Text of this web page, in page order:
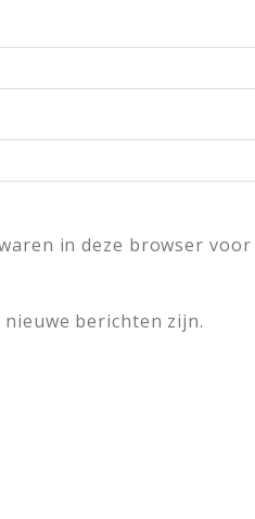
in deze browser
berichten zijn.